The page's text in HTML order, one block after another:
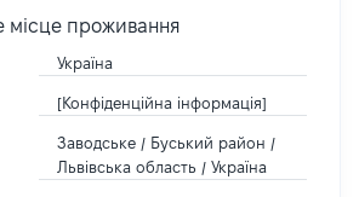
місце проживання
Україна
[Конфіденційна інформація]
Заводське / Буський район /
Львівська область / Україна